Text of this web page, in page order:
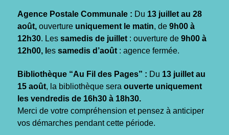
Agence Postale Communale : Du 13 juillet au 28
août, ouverture uniquement le matin, de 9h00 à
12h30. Les samedis de juillet : ouverture de 9h00 à
12h00, l es samedis d’août : agence fermée.
Bibliothèque “Au Fil des Pages” : Du 13 juillet au
15 août, la bibliothèque sera ouverte uniquement
les vendredis de 16h30 à 18h30.
Merci de votre compréhension et pensez à anticiper
vos démarches pendant cette période.